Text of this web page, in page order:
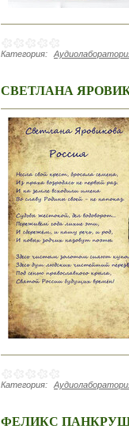
Категория:
СВЕТЛАНА
Категория:
ФЕЛИКС